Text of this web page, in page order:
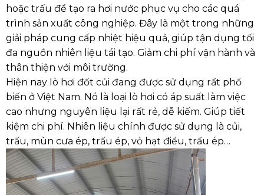
hoặc trấu để tạo ra hơi nước phục vụ cho các quá
trình sản xuất công nghiệp. Đây là một trong những
giải pháp cung cấp nhiệt hiệu quả, giúp tận dụng tối
đa nguồn nhiên liệu tái tạo. Giảm chi phí vận hành và
thân thiện với môi trường.
Hiện nay lò hơi đốt củi đang được sử dụng rất phổ
biến ở Việt Nam. Nó là loại lò hơi có áp suất làm việc
cao nhưng nguyên liệu lại rất rẻ, dễ kiếm. Giúp tiết
kiệm chi phí. Nhiên liệu chính được sử dụng là củi,
trấu, mùn cưa ép, trấu ép, vỏ hạt điều, trấu ép…